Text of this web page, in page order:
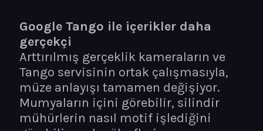
Google Tango ile içerikler daha
gerçekçi
Arttırılmış gerçeklik kameraların ve
Tango servisinin ortak çalışmasıyla,
müze anlayışı tamamen değişiyor.
Mumyaların içini görebilir, silindir
mühürlerin nasıl motif işlediğini